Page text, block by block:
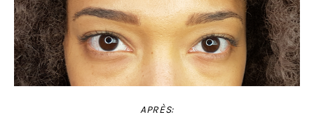
APRÈS: